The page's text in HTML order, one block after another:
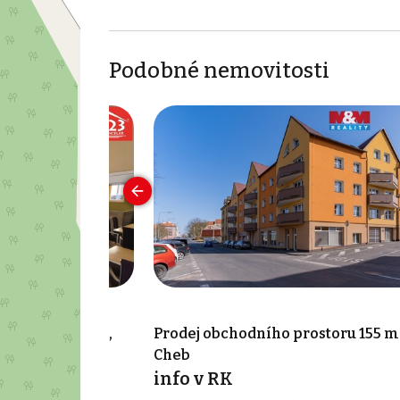
Podobné nemovitosti
150 m²,
Prodej obchodního prostoru 155
Cheb
info v RK